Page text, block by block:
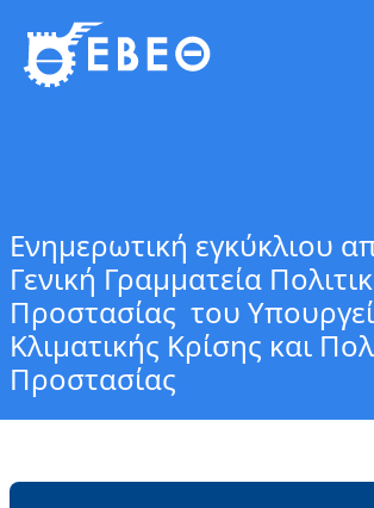
Ενημερωτική εγκύκλιου
Γενική Γραμματεία
Προστασίας του
Κλιματικής Κρίσης και
Προστασίας